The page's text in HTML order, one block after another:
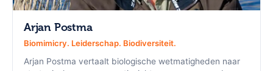
Arjan Postma
Biomimicry. Leiderschap. Biodiversiteit.
Arjan Postma vertaalt biologische wetmatigheden naar